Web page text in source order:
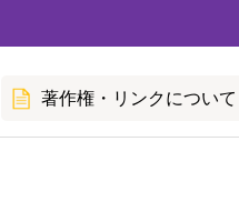
著作権・リンクについて